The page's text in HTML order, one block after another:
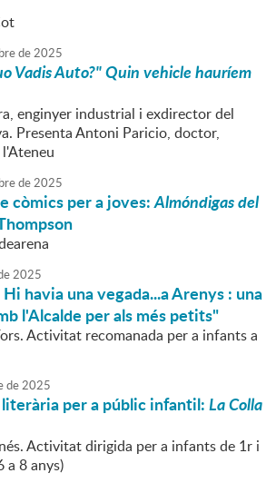
de2025
Vadis Auto?" Quin vehicle hauríem
enginyer industrial i exdirector del
Presenta Antoni Paricio, doctor,
de2025
còmics per a joves:Almóndigas del
2025
havia una vegada...a Arenys : una
l'Alcalde per als més petits"
Activitat recomanada per a infants a
de2025
per a públic infantil:La Colla
Activitat dirigida per a infants de 1r i
a 8 anys)